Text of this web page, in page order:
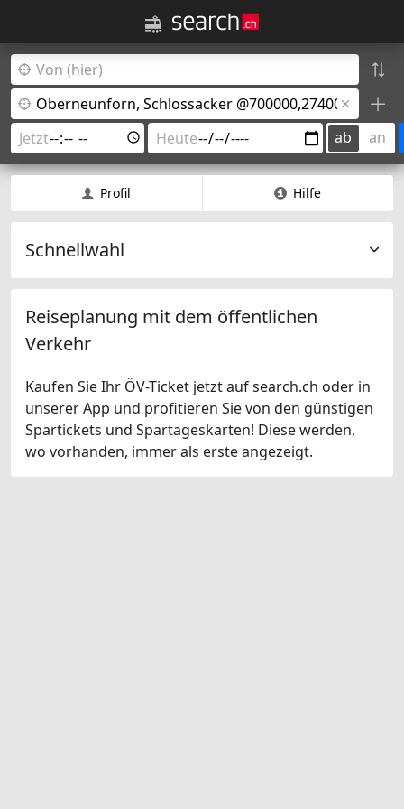
ab an
Profil Hilfe
Schnellwahl
Reiseplanung mit dem öffentlichen
Verkehr
Kaufen Sie Ihr ÖV-Ticket jetzt auf search.ch oder in
unserer App und profitieren Sie von den günstigen
Spartickets und Spartageskarten! Diese werden,
wo vorhanden, immer als erste angezeigt.